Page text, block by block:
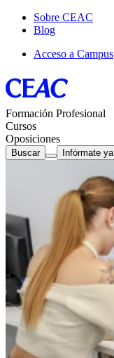
Sobre CEAC
Blog
Acceso a Campus
Formación Profesional
Cursos
Oposiciones
Buscar Infórmate ya